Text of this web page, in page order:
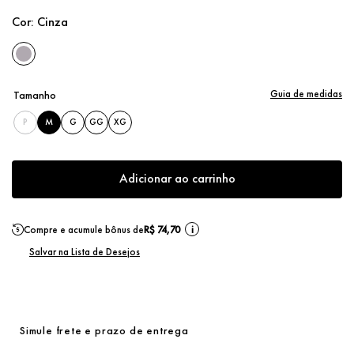
Cor: Cinza
Tamanho
P M G GG XG
Guia de medidas
Adicionar ao carrinho
Compre e acumule bônus deR$ 74,70 i